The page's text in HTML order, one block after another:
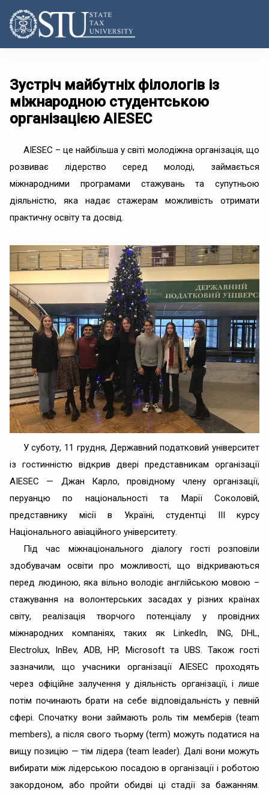
Зустріч майбутніх філологів із
міжнародною студентською
організацією AIESEC
AIESEC – це найбільша у світі молодіжна організація, що
розвиває лідерство серед молоді, займається
міжнародними програмами стажувань та супутньою
діяльністю, яка надає стажерам можливість отримати
практичну освіту та досвід.
У суботу, 11 грудня, Державний податковий університет
із гостинністю відкрив двері представникам організації
AIESEC — Джан Карло, провідному члену організації,
перуанцю по національності та Марії Соколовій,
представнику місії в Україні, студентці ІІІ курсу
Національного авіаційного університету.
Під час міжнаціонального діалогу гості розповіли
здобувачам освіти про можливості, що відкриваються
перед людиною, яка вільно володіє англійською мовою –
стажування на волонтерських засадах у різних країнах
світу, реалізація творчого потенціалу у провідних
міжнародних компаніях, таких як LinkedIn, ING, DHL,
Electrolux, InBev, ADB, HP, Microsoft та UBS. Також гості
зазначили, що учасники організації AIESEC проходять
через офіційне залучення у діяльність організації, і лише
потім починають брати на себе відповідальність у певній
сфері. Спочатку вони займають роль тім мемберів (team
members), а після свого тьорму (term) можуть податися на
вищу позицію — тім лідера (team leader). Далі вони можуть
вибирати між лідерською посадою в організації і роботою
закордоном, або пройти обидві ці стадії за бажанням.